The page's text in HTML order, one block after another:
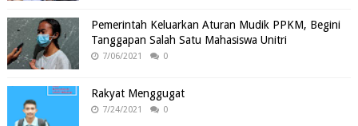
Pemerintah Keluarkan Aturan Mudik PPKM, Begini
Tanggapan Salah Satu Mahasiswa Unitri
7/06/2021 0
Rakyat Menggugat
7/24/2021 0